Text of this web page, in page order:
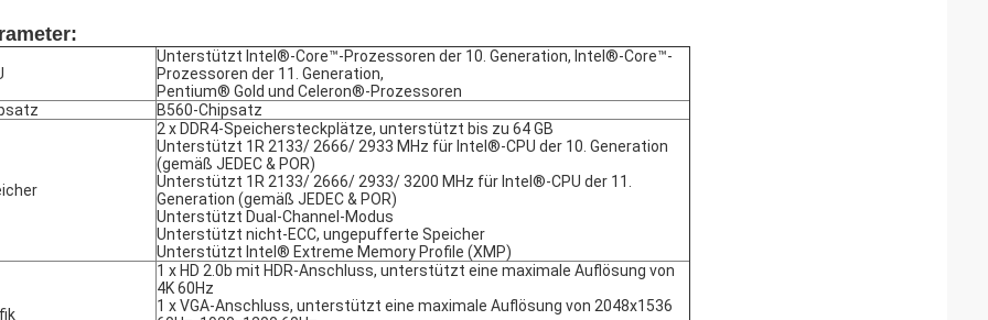
Unterstützt Intel®-Core™-Prozessoren der 10. Generation, Intel®-Core™-
Prozessoren der 11. Generation,
Pentium® Gold und Celeron®-Prozessoren
B560-Chipsatz
2 x DDR4-Speichersteckplätze, unterstützt bis zu 64 GB
Unterstützt 1R 2133/ 2666/ 2933 MHz für Intel®-CPU der 10. Generation
(gemäß JEDEC & POR)
Unterstützt 1R 2133/ 2666/ 2933/ 3200 MHz für Intel®-CPU der 11.
Generation (gemäß JEDEC & POR)
Unterstützt Dual-Channel-Modus
Unterstützt nicht-ECC, ungepufferte Speicher
Unterstützt Intel® Extreme Memory Profile (XMP)
1 x HD 2.0b mit HDR-Anschluss, unterstützt eine maximale Auflösung von
4K 60Hz
1 x VGA-Anschluss, unterstützt eine maximale Auflösung von 2048x1536